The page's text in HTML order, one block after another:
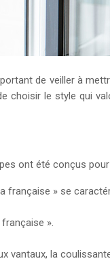
de veiller à
choisir le style
ont été conçus
française » se
».
vantaux, la